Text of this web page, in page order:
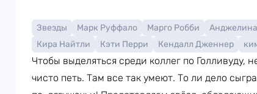
Звезды Марк Руффало Марго Робби
Кира Найтли
Кэти Перри Кендалл Дженнер
Чтобы выделяться среди коллег по Голливуду,
чисто петь. Там все так умеют. То ли дело